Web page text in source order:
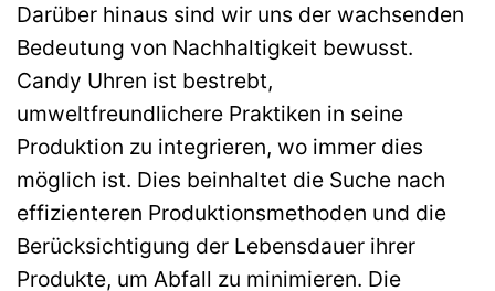
Darüber hinaus sind wir uns der wachsenden
Bedeutung von Nachhaltigkeit bewusst.
Candy Uhren ist bestrebt,
umweltfreundlichere Praktiken in seine
Produktion zu integrieren, wo immer dies
möglich ist. Dies beinhaltet die Suche nach
effizienteren Produktionsmethoden und die
Berücksichtigung der Lebensdauer ihrer
Produkte, um Abfall zu minimieren. Die